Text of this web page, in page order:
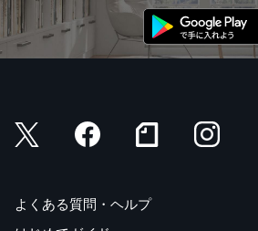
よくある質問・ヘルプ